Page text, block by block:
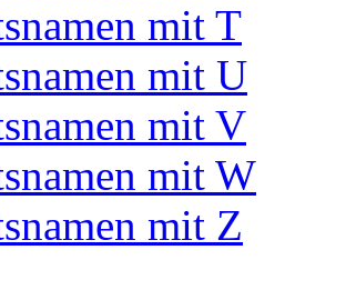
mit T
mit U
mit V
mit W
mit Z